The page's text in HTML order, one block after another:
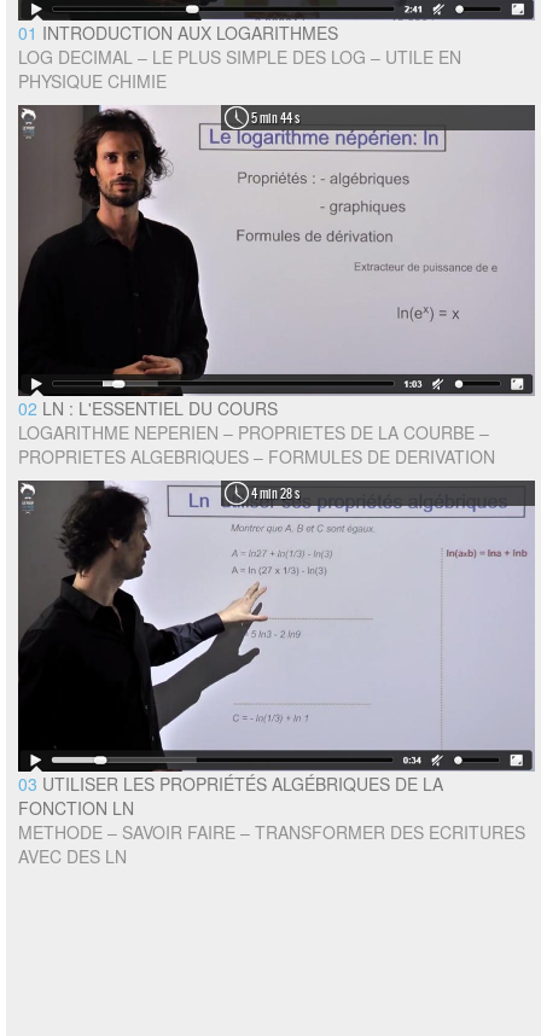
01 INTRODUCTION AUX LOGARITHMES
LOG DECIMAL – LE PLUS SIMPLE DES LOG – UTILE EN
PHYSIQUE CHIMIE
5 min 44 s
02 LN : L'ESSENTIEL DU COURS
LOGARITHME NEPERIEN – PROPRIETES DE LA COURBE –
PROPRIETES ALGEBRIQUES – FORMULES DE DERIVATION
4 min 28 s
03 UTILISER LES PROPRIÉTÉS ALGÉBRIQUES DE LA
FONCTION LN
METHODE – SAVOIR FAIRE – TRANSFORMER DES ECRITURES
AVEC DES LN